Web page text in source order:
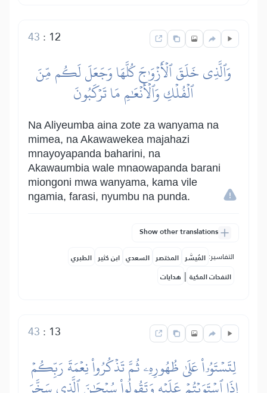
12
:
43
وَٱلَّذِي خَلَقَ ٱلۡأَزۡوَٰجَ كُلَّهَا وَجَعَلَ لَكُم مِّنَ
ٱلۡفُلۡكِ وَٱلۡأَنۡعَٰمِ مَا تَرۡكَبُونَ
Na Aliyeumba aina zote za wanyama na
mimea, na Akawawekea majahazi
mnayoyapanda baharini, na
Akawaumbia wale mnaowapanda barani
miongoni mwa wanyama, kama vile
ngamia, farasi, nyumbu na punda.
Show other translations
التفاسير: المُيسَّر المختصر السعدي ابن كثير الطبري
النفحات المكية | هدايات
13
:
43
لِتَسۡتَوُۥاْ عَلَىٰ ظُهُورِهِۦ ثُمَّ تَذۡكُرُواْ نِعۡمَةَ رَبِّكُمۡ